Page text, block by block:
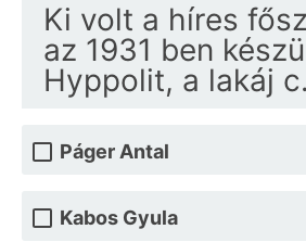
Ki volt a híres
az 1931 ben
Hyppolit, a lakáj
Páger Antal
Kabos Gyula